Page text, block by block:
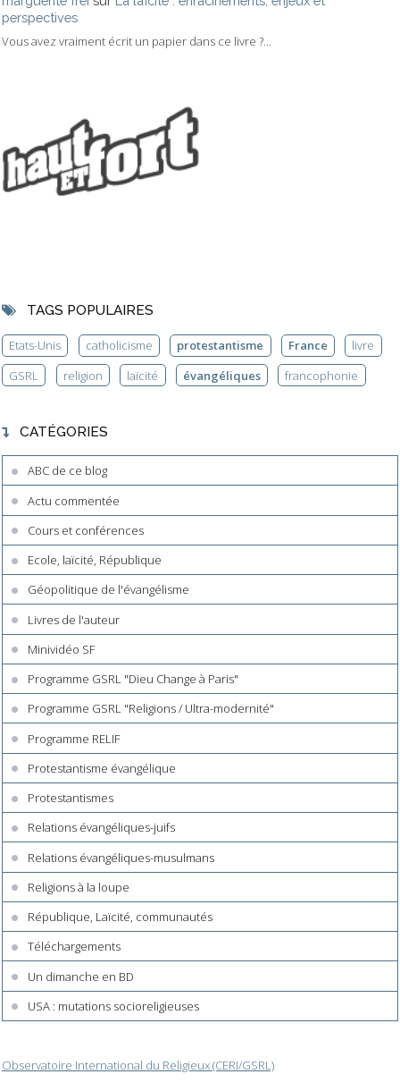
perspectives
Vous avez vraiment écrit un papier dans ce livre ?...
TAGS POPULAIRES
Etats-Unis catholicisme protestantisme France
livre
GSRL
religion laïcité évangéliques francophonie
CATÉGORIES
ABC de ce blog
Actu commentée
Cours et conférences
Ecole, laïcité, République
Géopolitique de l'évangélisme
Livres de l'auteur
Minividéo SF
Programme GSRL "Dieu Change à Paris"
Programme GSRL "Religions / Ultra-modernité"
Programme RELIF
Protestantisme évangélique
Protestantismes
Relations évangéliques-juifs
Relations évangéliques-musulmans
Religions à la loupe
République, Laïcité, communautés
Téléchargements
Un dimanche en BD
USA : mutations socioreligieuses
Observatoire International du Religieux (CERI/GSRL)